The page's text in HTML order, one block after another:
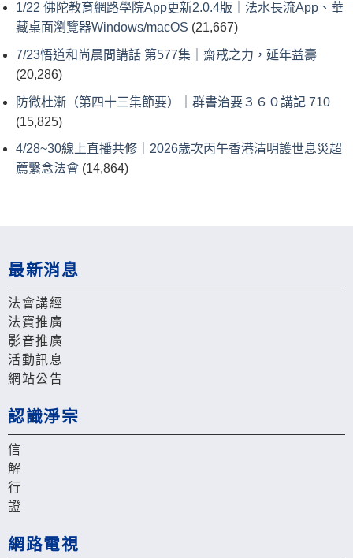
1/22 佛陀教育網路學院App更新2.0.4版｜法水長流App、華
藏桌面瀏覽器Windows/macOS (21,667)
7/23悟道和尚晨間講話 第577集｜齋戒之力，延年益壽
(20,286)
防微杜漸（第四十三集節要）｜群書治要３６０講記 710
(15,825)
4/28~30線上直播共修｜2026歲次丙午香港清明護世息災超
薦繫念法會 (14,864)
最新消息
法會講經
法寶推廣
影音推廣
活動訊息
網站公告
認識淨宗
信
解
行
證
網路電視